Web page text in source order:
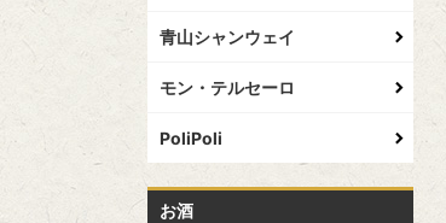
青山シャンウェイ
モン・テルセーロ
PoliPoli
お酒